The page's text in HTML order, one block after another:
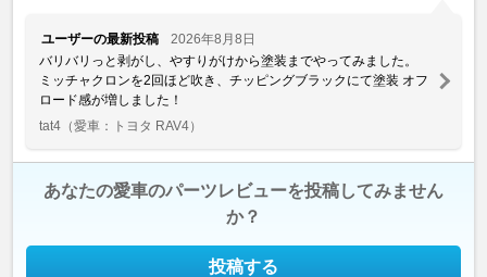
ユーザーの最新投稿
2026年8月8日
バリバリっと剥がし、やすりがけから塗装までやってみました。
ミッチャクロンを2回ほど吹き、チッピングブラックにて塗装 オフ
ロード感が増しました！
tat4 （愛車：トヨタ RAV4）
あなたの愛車のパーツレビューを投稿してみません
か？
投稿する